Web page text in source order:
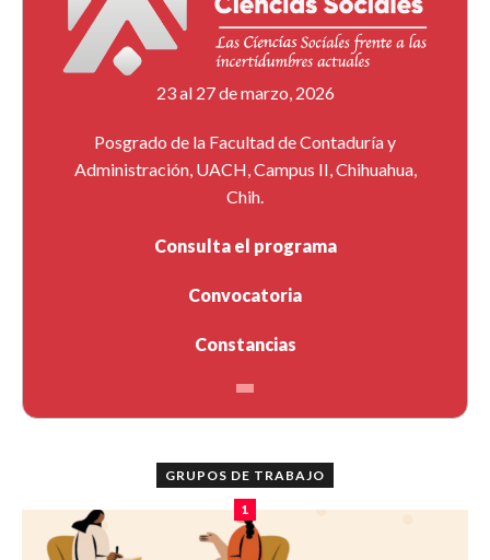
23 al 27 de marzo, 2026
Posgrado de la Facultad de Contaduría y
Administración, UACH, Campus II, Chihuahua,
Chih.
Consulta el programa
Convocatoria
Constancias
GRUPOS DE TRABAJO
1